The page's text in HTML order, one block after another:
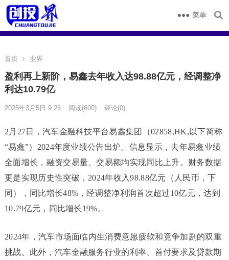
菜单
首页 业界
盈利再上新阶，易鑫去年收入达98.88亿元，经调整净
利达10.79亿
2025年3月5日 9:26 阅读(600) 评论(0)
2月27日，汽车金融科技平台易鑫集团（02858,HK,以下简称
“易鑫”）2024年度业绩公告出炉。信息显示，去年易鑫业绩
全面增长，融资交易量、交易额均实现同比上升。财务数据
更是实现历史性突破，2024年收入98.88亿元（人民币，下
同），同比增长48%，经调整净利润首次超过10亿元，达到
10.79亿元，同比增长19%。
2024年，汽车市场面临内生消费意愿疲软和竞争加剧的双重
挑战。此外，汽车金融服务行业的利率、首付要求及贷款期